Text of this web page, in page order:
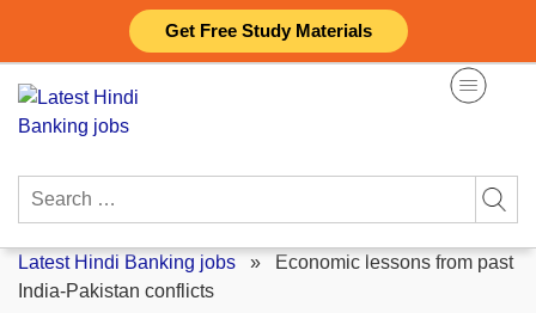
Get Free Study Materials
content
Search
Latest Hindi Banking jobs » Economic lessons from past
India-Pakistan conflicts